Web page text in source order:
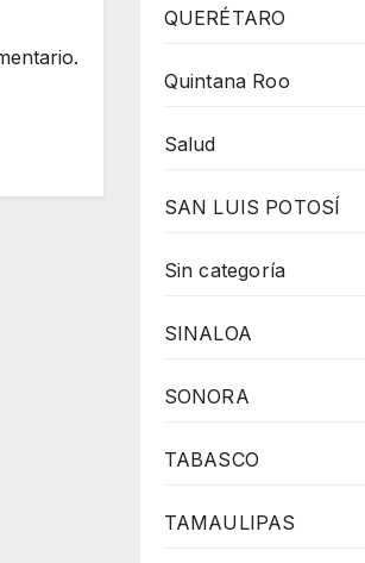
QUERÉTARO
Quintana Roo
Salud
SAN LUIS POTOSÍ
Sin categoría
SINALOA
SONORA
TABASCO
TAMAULIPAS